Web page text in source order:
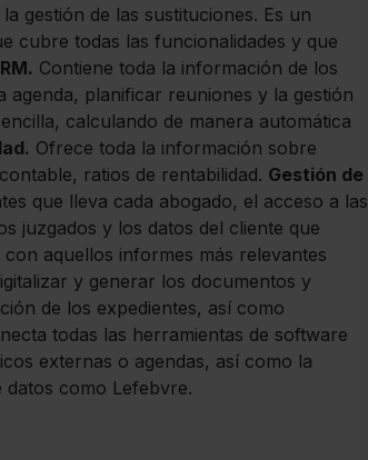
gestión de las sustituciones. Es un
cubre todas las funcionalidades y que
Contiene toda la información de los
agenda, planificar reuniones y la gestión
calculando de manera automática
Ofrece toda la información sobre
ratios de rentabilidad. Gestión de
que lleva cada abogado, el acceso a las
juzgados y los datos del cliente que
aquellos informes más relevantes
y generar los documentos y
de los expedientes, así como
todas las herramientas de software
externas o agendas, así como la
como Lefebvre.